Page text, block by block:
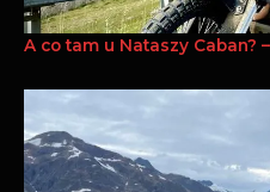
A co tam u Nataszy Caban?